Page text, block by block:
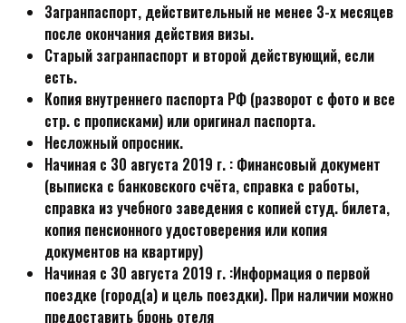
Загранпаспорт, действительный не менее 3-х месяцев
после окончания действия визы.
Старый загранпаспорт и второй действующий, если
есть.
Копия внутреннего паспорта РФ (разворот с фото и все
стр. с прописками) или оригинал паспорта.
Несложный опросник.
Начиная с 30 августа 2019 г. : Финансовый документ
(выписка с банковского счёта, справка с работы,
справка из учебного заведения с копией студ. билета,
копия пенсионного удостоверения или копия
документов на квартиру)
Начиная с 30 августа 2019 г. :Информация о первой
поездке (город(а) и цель поездки). При наличии можно
предоставить бронь отеля